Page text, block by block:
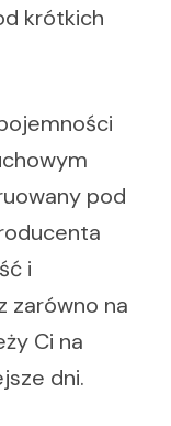
krótkich
pod
i
zarówno na
Ci na
dni.